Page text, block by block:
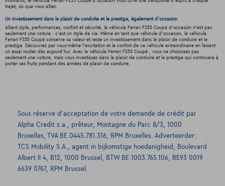
trajet, où que vous alliez.
Un investissement dans le plaisir de conduite et le prestige, également d'occasion
Alliant style, performances, confort et sécurité, le véhicula Ferrari F355 Coupé d'occasion n'est pas
seulement une voiture : c'est un style de vie. Même en tant que véhicule d'occasion, le véhicula
Ferrari F355 Coupé conserve sa valeur et reste un investissement dans le plaisir de conduire et le
prestige. Découvrez par vous-même l'excitation et le confort de ce véhicule extraordinaire en faisant
un essai routier dès aujourd'hui. Avec le véhicula Ferrari F355 Coupé , vous ne choisissez pas
seulement une voiture, mais vous investissez dans le plaisir de conduire et le prestige qui continuera à
porter ses fruits pendant des années de plaisir de conduire.
Sous réserve d’acceptation de votre demande de crédit par
Alpha Credit s.a., prêteur, Montagne du Parc 8/3, 1000
Bruxelles, TVA BE 0445.781.316, RPM Bruxelles. Adverteerder:
TCS Mobility S.A., agent in bijkomstige hoedanigheid, Boulevard
Albert II 4, B12, 1000 Brussel, BTW BE 1003.765.106, BE93 0019
6639 0767, RPM Brussel.